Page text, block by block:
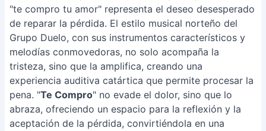
"te compro tu amor" representa el deseo desesperado
de reparar la pérdida. El estilo musical norteño del
Grupo Duelo, con sus instrumentos característicos y
melodías conmovedoras, no solo acompaña la
tristeza, sino que la amplifica, creando una
experiencia auditiva catártica que permite procesar la
pena. "Te Compro" no evade el dolor, sino que lo
abraza, ofreciendo un espacio para la reflexión y la
aceptación de la pérdida, convirtiéndola en una